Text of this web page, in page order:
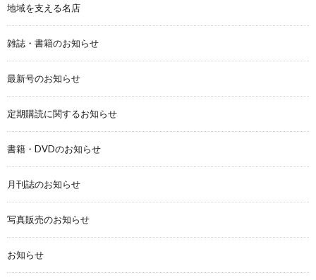
地域を支える名店
雑誌・書籍のお知らせ
最新号のお知らせ
定期購読に関するお知らせ
書籍・DVDのお知らせ
月刊誌のお知らせ
写真販売のお知らせ
お知らせ